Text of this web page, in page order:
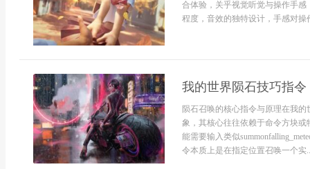
合体验，关乎视觉听觉与操作手
程度，音效的独特设计，手感对
我的世界陨石技巧指
陨石召唤的核心指令与原理在我
象，其核心往往依赖于命令方块
能需要输入类似
令本质上是在指定位置召唤一个实